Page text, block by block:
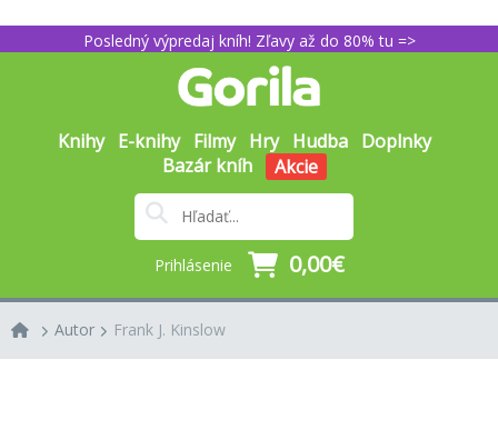
Posledný výpredaj kníh! Zľavy až do 80% tu =>
Knihy E-knihy Filmy Hry Hudba Doplnky
Bazár kníh
Akcie
Prihlásenie 0,00€
Autor Frank J. Kinslow